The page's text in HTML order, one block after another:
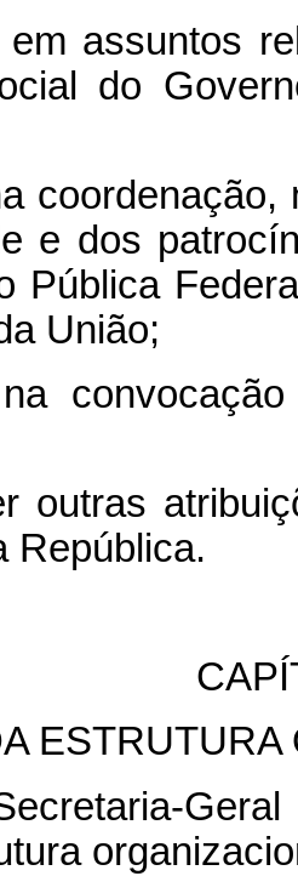
assuntos
do
e dos
Pública
União;
outras
República.